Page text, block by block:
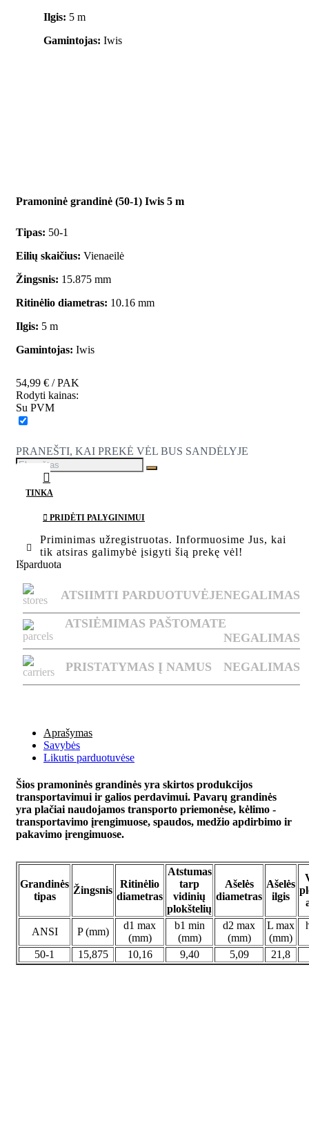
Ilgis: 5 m
Gamintojas: Iwis
Pramoninė grandinė (50-1) Iwis 5 m
Tipas: 50-1
Eilių skaičius: Vienaeilė
Žingsnis: 15.875 mm
Ritinėlio diametras: 10.16 mm
Ilgis: 5 m
Gamintojas: Iwis
54,99 € / PAK
Rodyti kainas:
Su PVM
PRANEŠTI, KAI PREKĖ VĖL BUS SANDĖLYJE
PATINKA
PRIDĖTI PALYGINIMUI
Priminimas užregistruotas. Informuosime Jus, kai
tik atsiras galimybė įsigyti šią prekę vėl!
Išparduota
ATSIIMTI PARDUOTUVĖJENEGALIMAS
ATSIĖMIMAS PAŠTOMATE
NEGALIMAS
PRISTATYMAS Į NAMUS NEGALIMAS
Aprašymas
Savybės
Likutis parduotuvėse
Šios pramoninės grandinės yra skirtos produkcijos
transportavimui ir galios perdavimui. Pavarų grandinės
yra plačiai naudojamos transporto priemonėse, kėlimo -
transportavimo įrengimuose, spaudos, medžio apdirbimo ir
pakavimo įrengimuose.
Grandinės
tipas
Žingsnis
Ritinėlio
diametras
Atstumas
tarp
vidinių
plokštelių
Ašelės
diametras
Ašelės
ilgis
ANSI P (mm)
d1 max
(mm)
b1 min
(mm)
d2 max
(mm)
L max
(mm)
50-1 15,875 10,16 9,40 5,09 21,8